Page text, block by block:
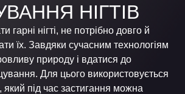
НІГТІВ
гарні нігті, не потрібно довго й
їх. Завдяки сучасним технологіям
природу і вдатися до
Для цього використовується
який під час застигання можна